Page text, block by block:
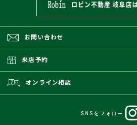
お問い合わせ
来店予約
オンライン相談
SNSをフォロー